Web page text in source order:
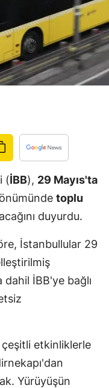
Bursa
Çanakkale
Çankırı
Çorum
Diyarbakır
Edirne
Elazığ
Erzincan
Gaziantep
Hatay
(İBB), 29 Mayıs'ta
toplu
duyurdu.
İstanbullular 29
İBB'ye bağlı
çeşitli etkinliklerle
Yürüyüşün